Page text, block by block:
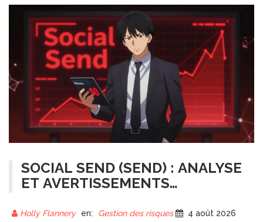
SOCIAL SEND (SEND) : ANALYSE
ET AVERTISSEMENTS
Holly Flannery en: Gestion des risques 4 août 2026